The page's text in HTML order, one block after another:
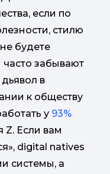
если по
стилю
будете
часто забывают
в
к обществу
у 93%
Z. Если вам
digital natives
системы, а